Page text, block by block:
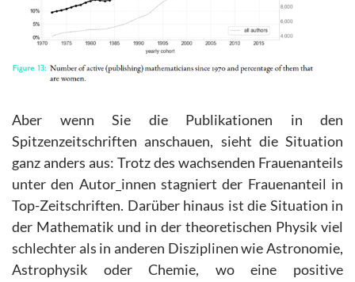
Aber wenn Sie die Publikationen in den
Spitzenzeitschriften anschauen, sieht die Situation
ganz anders aus: Trotz des wachsenden Frauenanteils
unter den Autor_innen stagniert der Frauenanteil in
Top-Zeitschriften. Darüber hinaus ist die Situation in
der Mathematik und in der theoretischen Physik viel
schlechter als in anderen Disziplinen wie Astronomie,
Astrophysik oder Chemie, wo eine positive